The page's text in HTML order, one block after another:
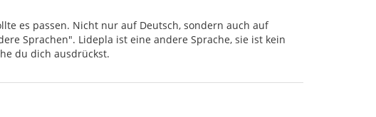
es passen. Nicht nur auf Deutsch, sondern auch auf
Sprachen". Lidepla ist eine andere Sprache, sie ist kein
du dich ausdrückst.